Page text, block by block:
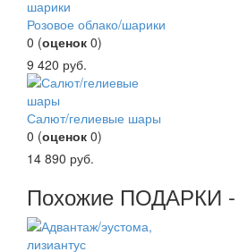
Розовое облако/шарики
0 (оценок 0)
9 420 руб.
Салют/гелиевые шары
0 (оценок 0)
14 890 руб.
Похожие ПОДАРКИ -